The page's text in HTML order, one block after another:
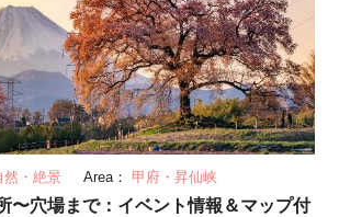
然・絶景 Area： 甲府・昇仙峡
〜穴場まで：イベント情報＆マップ付